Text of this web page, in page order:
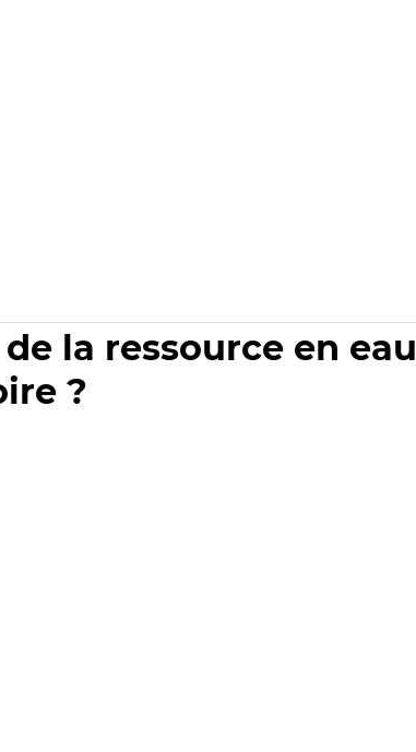
la ressource en eau
?